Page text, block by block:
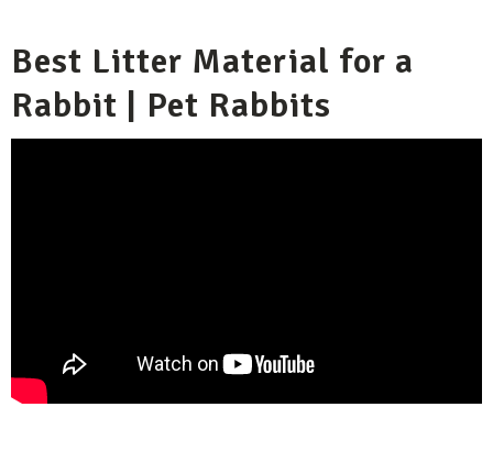
Best Litter Material for a
Rabbit | Pet Rabbits